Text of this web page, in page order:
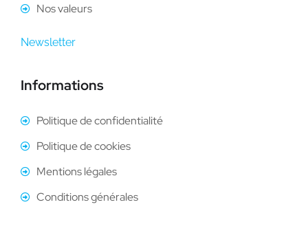
Nos valeurs
Newsletter
Informations
Politique de confidentialité
Politique de cookies
Mentions légales
Conditions générales